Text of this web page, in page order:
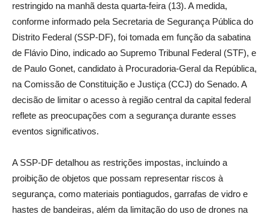
restringido na manhã desta quarta-feira (13). A medida,
conforme informado pela Secretaria de Segurança Pública do
Distrito Federal (SSP-DF), foi tomada em função da sabatina
de Flávio Dino, indicado ao Supremo Tribunal Federal (STF), e
de Paulo Gonet, candidato à Procuradoria-Geral da República,
na Comissão de Constituição e Justiça (CCJ) do Senado. A
decisão de limitar o acesso à região central da capital federal
reflete as preocupações com a segurança durante esses
eventos significativos.
A SSP-DF detalhou as restrições impostas, incluindo a
proibição de objetos que possam representar riscos à
segurança, como materiais pontiagudos, garrafas de vidro e
hastes de bandeiras, além da limitação do uso de drones na